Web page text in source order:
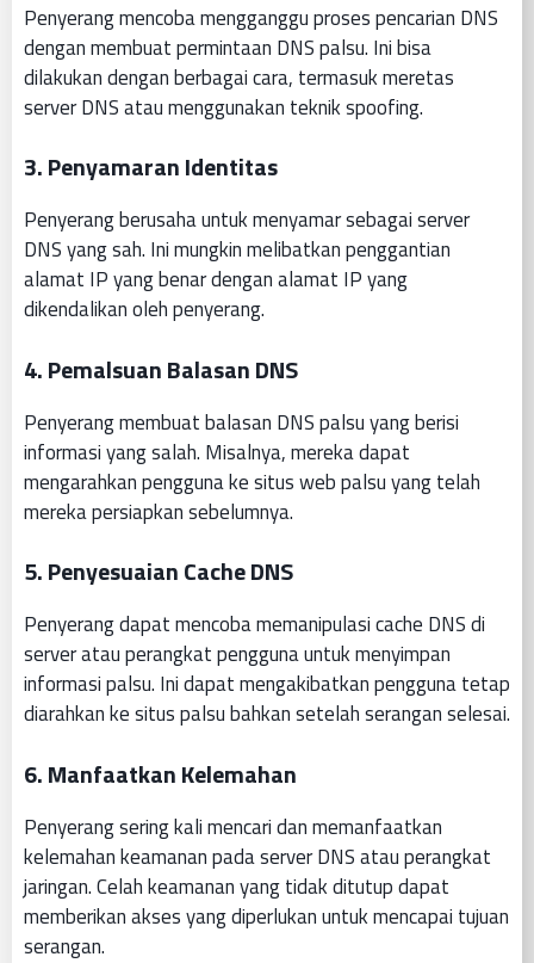
Penyerang mencoba mengganggu proses pencarian DNS
dengan membuat permintaan DNS palsu. Ini bisa
dilakukan dengan berbagai cara, termasuk meretas
server DNS atau menggunakan teknik spoofing.
3.Penyamaran Identitas
Penyerang berusaha untuk menyamar sebagai server
DNS yang sah. Ini mungkin melibatkan penggantian
alamat IP yang benar dengan alamat IP yang
dikendalikan oleh penyerang.
4.Pemalsuan Balasan DNS
Penyerang membuat balasan DNS palsu yang berisi
informasi yang salah. Misalnya, mereka dapat
mengarahkan pengguna ke situs web palsu yang telah
mereka persiapkan sebelumnya.
5.Penyesuaian Cache DNS
Penyerang dapat mencoba memanipulasi cache DNS di
server atau perangkat pengguna untuk menyimpan
informasi palsu. Ini dapat mengakibatkan pengguna tetap
diarahkan ke situs palsu bahkan setelah serangan selesai.
6.Manfaatkan Kelemahan
Penyerang sering kali mencari dan memanfaatkan
kelemahan keamanan pada server DNS atau perangkat
jaringan. Celah keamanan yang tidak ditutup dapat
memberikan akses yang diperlukan untuk mencapai tujuan
serangan.